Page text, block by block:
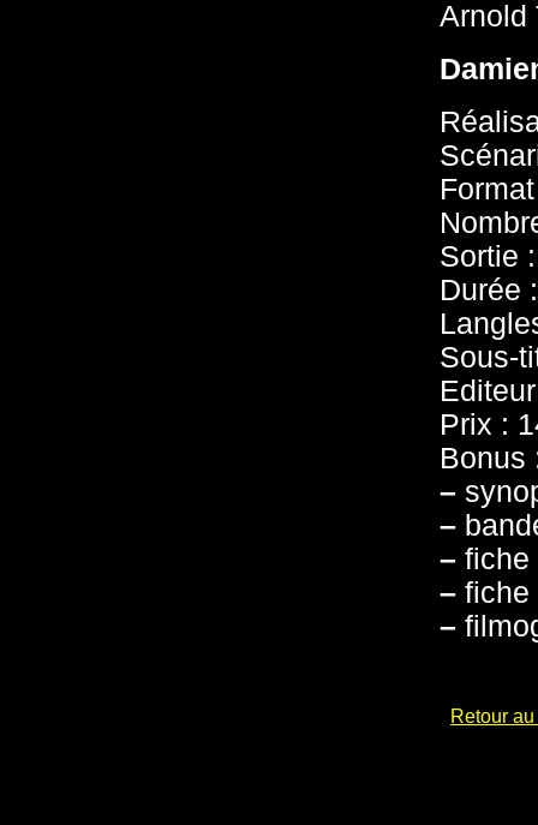
Arnold
Sortie
Durée
Sous-
Prix :
Bonus
–
–
–fiche
–fiche
–
Retour